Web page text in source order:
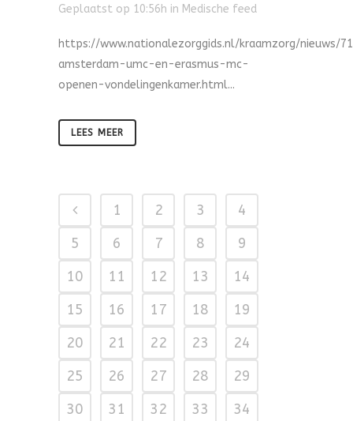
Geplaatst op 10:56h in Medische feed
https://www.nationalezorggids.nl/kraamzorg/nieuws/
amsterdam-umc-en-erasmus-mc-
openen-vondelingenkamer.html...
LEES MEER
1 2 3
4
5
6 7 8
9
10
11 12 13
14
15
16 17 18
19
20
21 22 23
24
25
26 27 28
29
30
31 32 33
34